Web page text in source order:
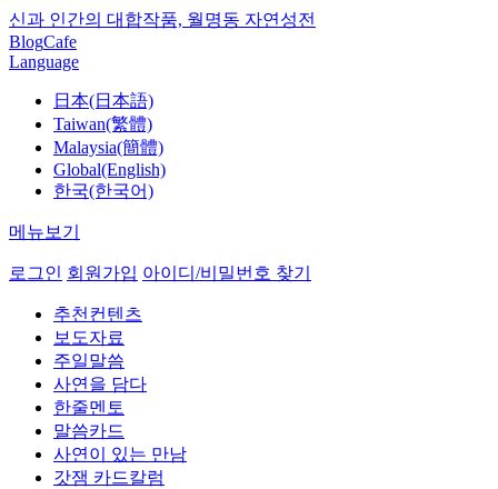
신과 인간의 대합작품, 월명동 자연성전
BlogCafe
Language
日本(日本語)
Taiwan(繁體)
Malaysia(簡體)
Global(English)
한국(한국어)
메뉴보기
로그인 회원가입 아이디/비밀번호 찾기
추천컨텐츠
보도자료
주일말씀
사연을 담다
한줄멘토
말씀카드
사연이 있는 만남
갓잼 카드칼럼